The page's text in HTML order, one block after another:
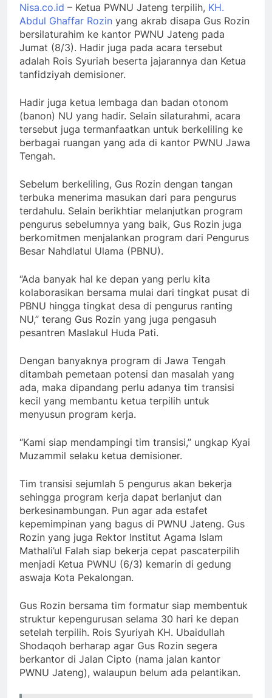
Nisa.co.id – Ketua PWNU Jateng terpilih, KH.
Abdul Ghaffar Rozin yang akrab disapa Gus Rozin
bersilaturahim ke kantor PWNU Jateng pada
Jumat (8/3). Hadir juga pada acara tersebut
adalah Rois Syuriah beserta jajarannya dan Ketua
tanfidziyah demisioner.
Hadir juga ketua lembaga dan badan otonom
(banon) NU yang hadir. Selain silaturahmi, acara
tersebut juga termanfaatkan untuk berkeliling ke
berbagai ruangan yang ada di kantor PWNU Jawa
Tengah.
Sebelum berkeliling, Gus Rozin dengan tangan
terbuka menerima masukan dari para pengurus
terdahulu. Selain berikhtiar melanjutkan program
pengurus sebelumnya yang baik, Gus Rozin juga
berkomitmen menjalankan program dari Pengurus
Besar Nahdlatul Ulama (PBNU).
“Ada banyak hal ke depan yang perlu kita
kolaborasikan bersama mulai dari tingkat pusat di
PBNU hingga tingkat desa di pengurus ranting
NU,” terang Gus Rozin yang juga pengasuh
pesantren Maslakul Huda Pati.
Dengan banyaknya program di Jawa Tengah
ditambah pemetaan potensi dan masalah yang
ada, maka dipandang perlu adanya tim transisi
kecil yang membantu ketua terpilih untuk
menyusun program kerja.
“Kami siap mendampingi tim transisi,” ungkap Kyai
Muzammil selaku ketua demisioner.
Tim transisi sejumlah 5 pengurus akan bekerja
sehingga program kerja dapat berlanjut dan
berkesinambungan. Pun agar ada estafet
kepemimpinan yang bagus di PWNU Jateng. Gus
Rozin yang juga Rektor Institut Agama Islam
Mathali’ul Falah siap bekerja cepat pascaterpilih
menjadi Ketua PWNU (6/3) kemarin di gedung
aswaja Kota Pekalongan.
Gus Rozin bersama tim formatur siap membentuk
struktur kepengurusan selama 30 hari ke depan
setelah terpilih. Rois Syuriyah KH. Ubaidullah
Shodaqoh berharap agar Gus Rozin segera
berkantor di Jalan Cipto (nama jalan kantor
PWNU Jateng), walaupun belum ada pelantikan.